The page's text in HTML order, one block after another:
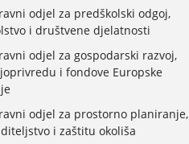
odjel za predškolski odgoj,
i društvene djelatnosti
odjel za gospodarski razvoj,
i fondove Europske
odjel za prostorno planiranje,
i zaštitu okoliša